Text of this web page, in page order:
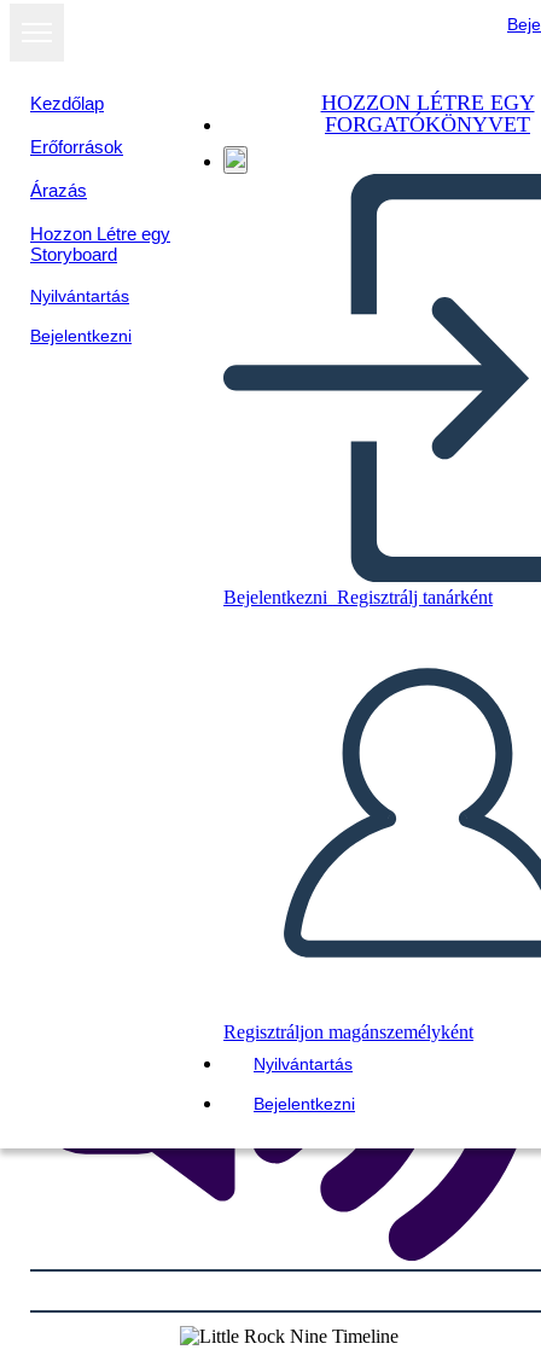
Kezdőlap
Erőforrások
Árazás
Hozzon Létre egy
Storyboard
Nyilvántartás
Bejelentkezni
HOZZON LÉTRE EGY
FORGATÓKÖNYVET
Bejelentkezni Regisztrálj tanárként
Regisztráljon magánszemélyként
Nyilvántartás
Bejelentkezni
Little Rock Nine Timeline
KÉSZÍTSEN EGY STORYBOARDOT
DIAVETÍTÉS LEJÁTSZÁSA
OLVASS NEKEM